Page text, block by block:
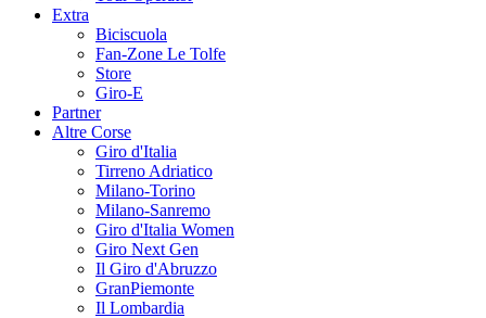
Extra
Biciscuola
Fan-Zone Le Tolfe
Store
Giro-E
Partner
Altre Corse
Giro d'Italia
Tirreno Adriatico
Milano-Torino
Milano-Sanremo
Giro d'Italia Women
Giro Next Gen
Il Giro d'Abruzzo
GranPiemonte
Il Lombardia